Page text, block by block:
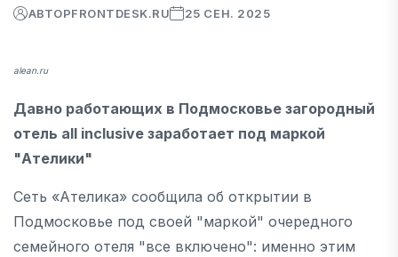
АВТОРFRONTDESK.RU 25 СЕН. 2025
alean.ru
Давно работающих в Подмосковье загородный
отель all inclusive заработает под маркой
"Ателики"
Сеть «Ателика» сообщила об открытии в
Подмосковье под своей "маркой" очередного
семейного отеля "все включено": именно этим